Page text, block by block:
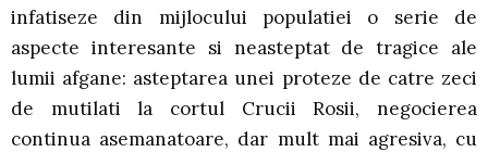
infatiseze din mijlocului populatiei o serie de
aspecte interesante si neasteptat de tragice ale
lumii afgane: asteptarea unei proteze de catre zeci
de mutilati la cortul Crucii Rosii, negocierea
continua asemanatoare, dar mult mai agresiva, cu